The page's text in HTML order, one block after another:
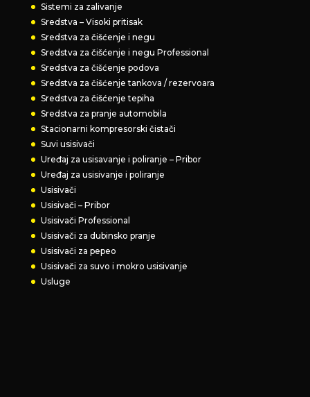
Sistemi za zalivanje
Sredstva – Visoki pritisak
Sredstva za čišćenje i negu
Sredstva za čišćenje i negu Professional
Sredstva za čišćenje podova
Sredstva za čišćenje tankova / rezervoara
Sredstva za čišćenje tepiha
Sredstva za pranje automobila
Stacionarni kompresorski čistači
Suvi usisivači
Uređaj za usisavanje i poliranje – Pribor
Uređaj za usisivanje i poliranje
Usisivači
Usisivači – Pribor
Usisivači Professional
Usisivači za dubinsko pranje
Usisivači za pepeo
Usisivači za suvo i mokro usisivanje
Usluge